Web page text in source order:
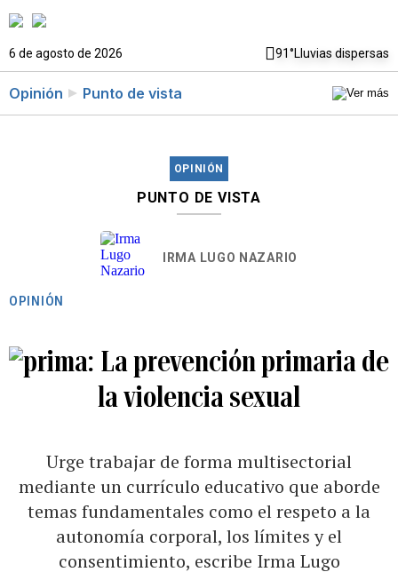
6 de agosto de 2026 91°Lluvias dispersas
Opinión Punto de vista
OPINIÓN
PUNTO DE VISTA
IRMA LUGO NAZARIO
OPINIÓN
La prevención primaria de
la violencia sexual
Urge trabajar de forma multisectorial
mediante un currículo educativo que aborde
temas fundamentales como el respeto a la
autonomía corporal, los límites y el
consentimiento, escribe Irma Lugo